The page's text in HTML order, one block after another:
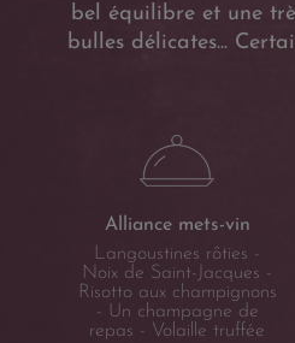
bel équilibre et une
bulles délicates...
Alliance mets-vin
Langoustines rôties -
Noix de Saint-Jacques -
Risotto aux champignons
- Un champagne de
repas - Volaille truffée